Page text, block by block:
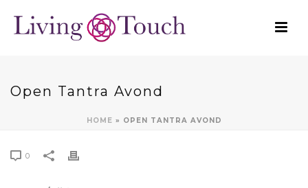
Open Tantra Avond
HOME » OPEN TANTRA AVOND
0